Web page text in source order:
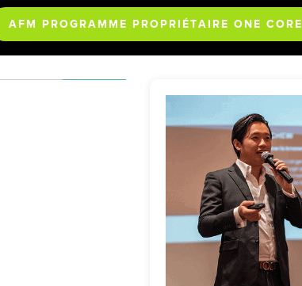
AFM PROGRAMME PROPRIÉTAIRE ONE CORE